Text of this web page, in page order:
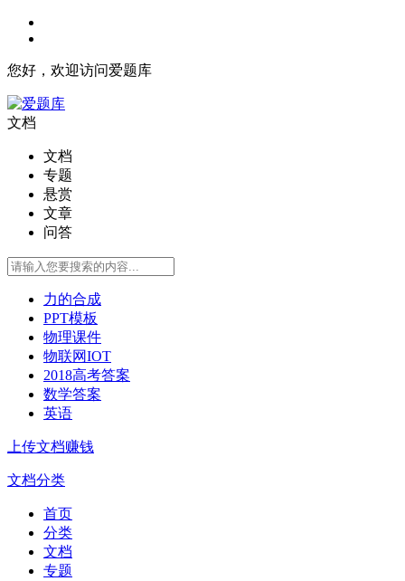
您好，欢迎访问爱题库
文档
文档
专题
悬赏
文章
问答
力的合成
PPT模板
物理课件
物联网IOT
2018高考答案
数学答案
英语
上传文档赚钱
文档分类
首页
分类
文档
专题